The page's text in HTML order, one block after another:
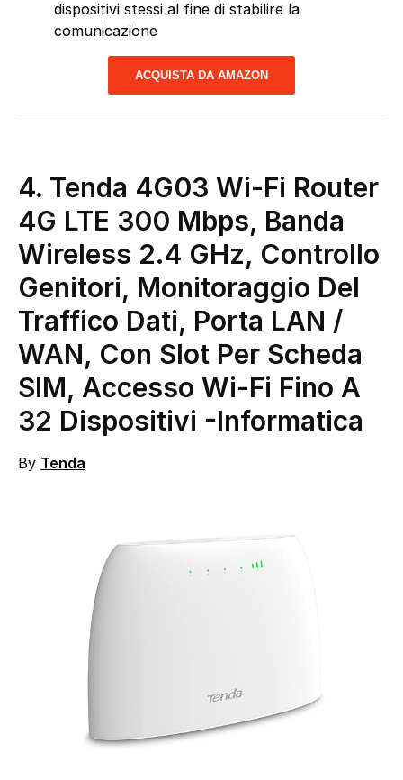
dispositivi stessi al fine di stabilire la
comunicazione
ACQUISTA DA AMAZON
4. Tenda 4G03 Wi-Fi Router
4G LTE 300 Mbps, Banda
Wireless 2.4 GHz, Controllo
Genitori, Monitoraggio Del
Traffico Dati, Porta LAN /
WAN, Con Slot Per Scheda
SIM, Accesso Wi-Fi Fino A
32 Dispositivi -Informatica
By Tenda